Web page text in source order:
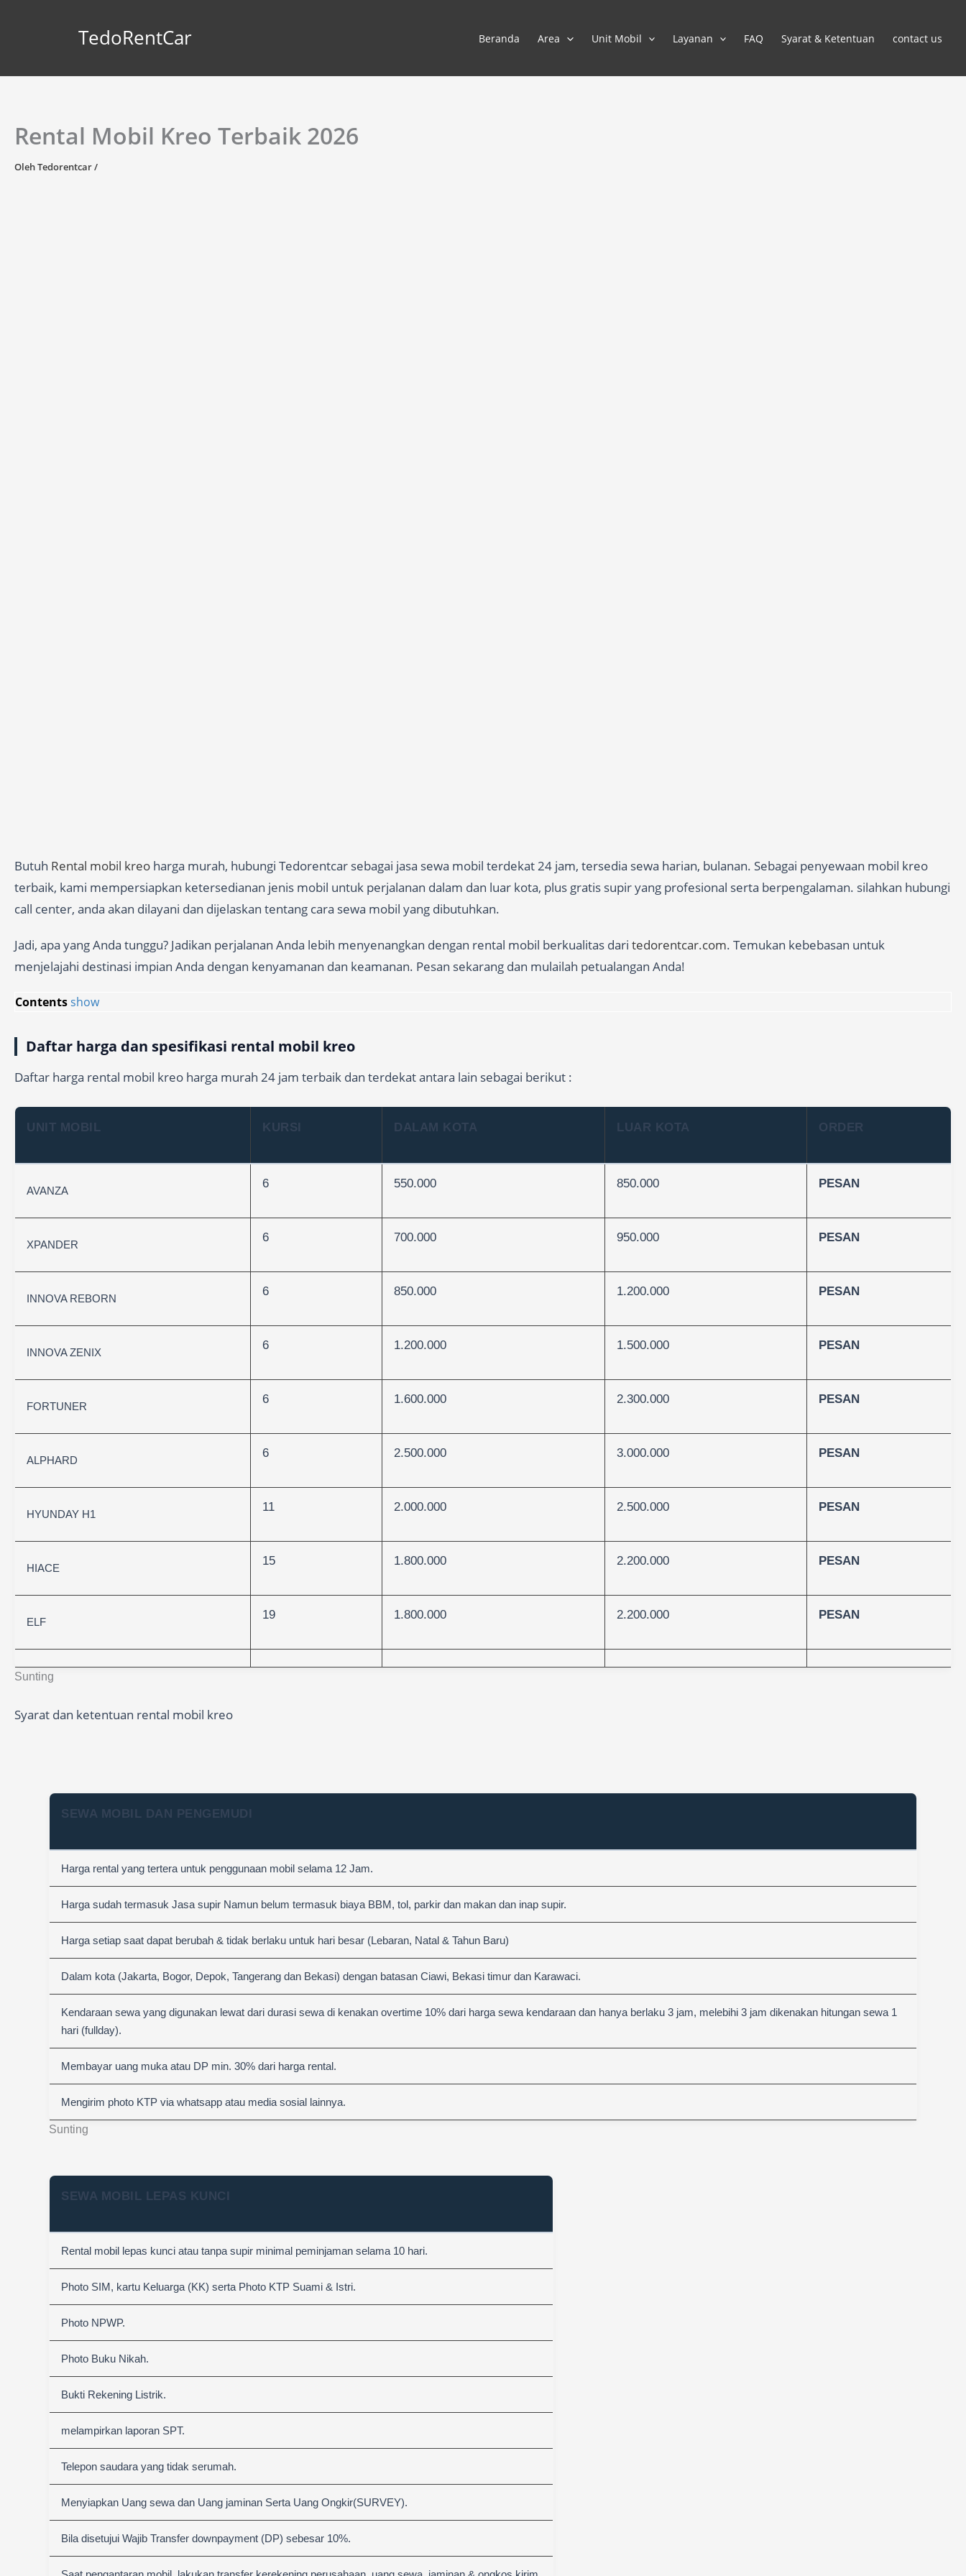
TedoRentCar Beranda Area Unit Mobil Layanan FAQ Syarat & Ketentuan contact us
Rental Mobil Kreo Terbaik 2026
OlehTedorentcar/
Butuh Rental mobil kreo harga murah, hubungi Tedorentcar sebagai jasa sewa mobil terdekat 24 jam, tersedia sewa harian, bulanan. Sebagai penyewaan mobil kreo
terbaik, kami mempersiapkan ketersedianan jenis mobil untuk perjalanan dalam dan luar kota, plus gratis supir yang profesional serta berpengalaman. silahkan hubungi
call center, anda akan dilayani dan dijelaskan tentang cara sewa mobil yang dibutuhkan.
Jadi, apa yang Anda tunggu? Jadikan perjalanan Anda lebih menyenangkan dengan rental mobil berkualitas dari tedorentcar.com. Temukan kebebasan untuk
menjelajahi destinasi impian Anda dengan kenyamanan dan keamanan. Pesan sekarang dan mulailah petualangan Anda!
Contentsshow
Daftar harga dan spesifikasi rental mobil kreo
Daftar harga rental mobil kreo harga murah 24 jam terbaik dan terdekat antara lain sebagai berikut :
Sunting
UNIT MOBIL KURSI DALAM KOTA LUAR KOTA ORDER
AVANZA
6 550.000 850.000 PESAN
XPANDER
6 700.000 950.000 PESAN
INNOVA REBORN
6 850.000 1.200.000 PESAN
INNOVA ZENIX
6 1.200.000 1.500.000 PESAN
FORTUNER
6 1.600.000 2.300.000 PESAN
ALPHARD
6 2.500.000 3.000.000 PESAN
HYUNDAY H1
11 2.000.000 2.500.000 PESAN
HIACE
15 1.800.000 2.200.000 PESAN
ELF
19 1.800.000 2.200.000 PESAN
Syarat dan ketentuan rental mobil kreo
Sunting
SEWA MOBIL DAN PENGEMUDI
Harga rental yang tertera untuk penggunaan mobil selama 12 Jam.
Harga sudah termasuk Jasa supir Namun belum termasuk biaya BBM, tol, parkir dan makan dan inap supir.
Harga setiap saat dapat berubah & tidak berlaku untuk hari besar (Lebaran, Natal & Tahun Baru)
Dalam kota (Jakarta, Bogor, Depok, Tangerang dan Bekasi) dengan batasan Ciawi, Bekasi timur dan Karawaci.
Kendaraan sewa yang digunakan lewat dari durasi sewa di kenakan overtime 10% dari harga sewa kendaraan dan hanya berlaku 3 jam, melebihi 3 jam dikenakan hitungan sewa 1
hari (fullday).
Membayar uang muka atau DP min. 30% dari harga rental.
Mengirim photo KTP via whatsapp atau media sosial lainnya.
SEWA MOBIL LEPAS KUNCI
Rental mobil lepas kunci atau tanpa supir minimal peminjaman selama 10 hari.
Photo SIM, kartu Keluarga (KK) serta Photo KTP Suami & Istri.
Photo NPWP.
Photo Buku Nikah.
Bukti Rekening Listrik.
melampirkan laporan SPT.
Telepon saudara yang tidak serumah.
Menyiapkan Uang sewa dan Uang jaminan Serta Uang Ongkir(SURVEY).
Bila disetujui Wajib Transfer downpayment (DP) sebesar 10%.